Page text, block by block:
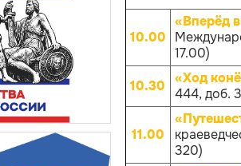
10.00
«Вперёд
17.00)
10.30 «Ход
444, доб.
11.00
320)